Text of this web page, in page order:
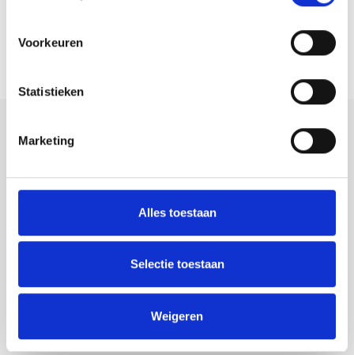
Voorkeuren
Statistieken
Marketing
Alles toestaan
Selectie toestaan
Weigeren
Woning kopen of verkopen?
Contact
welkom@makelaarschap.nl
BTW: 857300416B01